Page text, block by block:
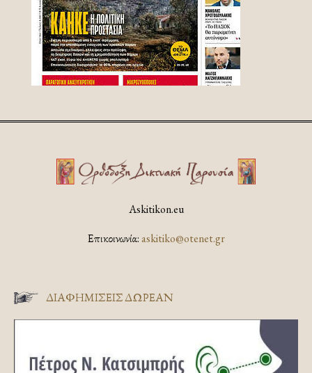
Askitikon.eu
Επικοινωνία:askitiko@otenet.gr
ΔΙΑΦΗΜΊΣΕΙΣ ΔΩΡΕΆΝ